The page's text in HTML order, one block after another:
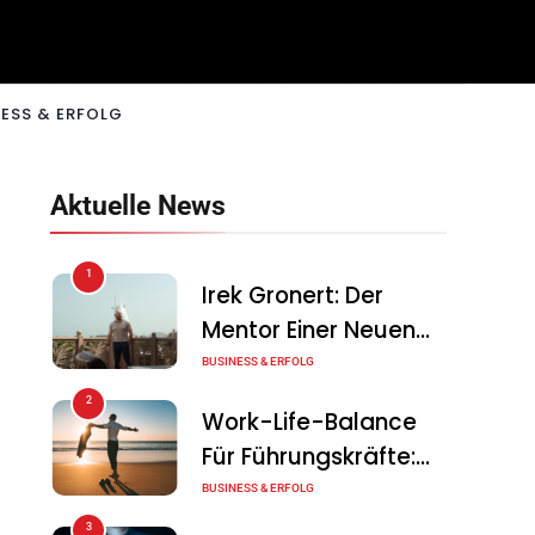
& ERFOLG
Aktuelle News
1
Irek Gronert: Der
Mentor Einer Neuen
Generation Von
BUSINESS & ERFOLG
2
Work-Life-Balance
Für Führungskräfte:
Illusion Oder Echte
BUSINESS & ERFOLG
3